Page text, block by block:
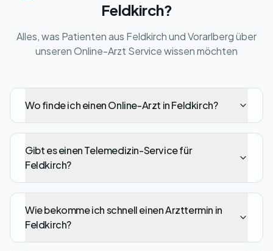
Feldkirch?
Alles, was Patienten aus Feldkirch und Vorarlberg über
unseren Online-Arzt Service wissen möchten
Wo finde ich einen Online-Arzt in Feldkirch?
Gibt es einen Telemedizin-Service für
Feldkirch?
Wie bekomme ich schnell einen Arzttermin in
Feldkirch?